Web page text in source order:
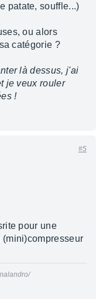
patate, souffle...)
ou alors
catégorie ?
là dessus, j'ai
je veux rouler
!
#5
pour une